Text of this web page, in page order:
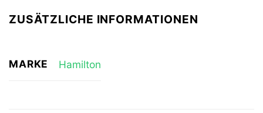
ZUSÄTZLICHE INFORMATIONEN
MARKE Hamilton